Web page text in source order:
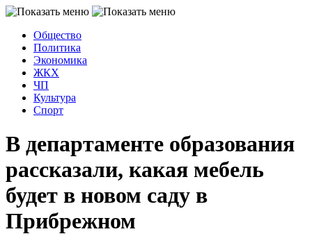
Общество
Политика
Экономика
ЖКХ
ЧП
Культура
Спорт
В департаменте образования
рассказали, какая мебель
будет в новом саду в
Прибрежном